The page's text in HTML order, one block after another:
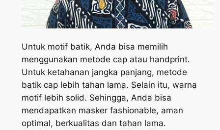
Untuk motif batik, Anda bisa memilih
menggunakan metode cap atau handprint.
Untuk ketahanan jangka panjang, metode
batik cap lebih tahan lama. Selain itu, warna
motif lebih solid. Sehingga, Anda bisa
mendapatkan masker fashionable, aman
optimal, berkualitas dan tahan lama.